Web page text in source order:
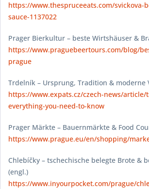
https://www.thespruceeats.com/svickova-
sauce-1137022
Prager Bierkultur – beste Wirtshäuser &
https://www.praguebeertours.com/blog/
prague
Trdelník – Ursprung, Tradition & moderne
https://www.expats.cz/czech-news/
everything-you-need-to-know
Prager Märkte – Bauernmärkte & Food
https://www.prague.eu/en/shopping/
Chlebíčky – tschechische belegte Brote &
(engl.)
https://www.inyourpocket.com/prague/